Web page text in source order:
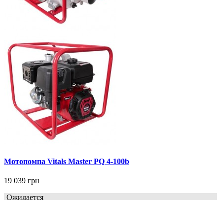
Мотопомпа Vitals Master PQ 4-100b
19 039 грн
Ожидается